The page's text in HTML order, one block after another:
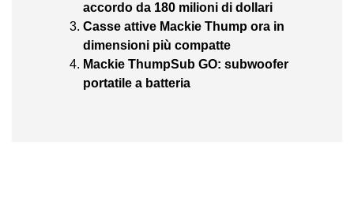
accordo da 180 milioni di dollari
Casse attive Mackie Thump ora in
dimensioni più compatte
Mackie ThumpSub GO: subwoofer
portatile a batteria